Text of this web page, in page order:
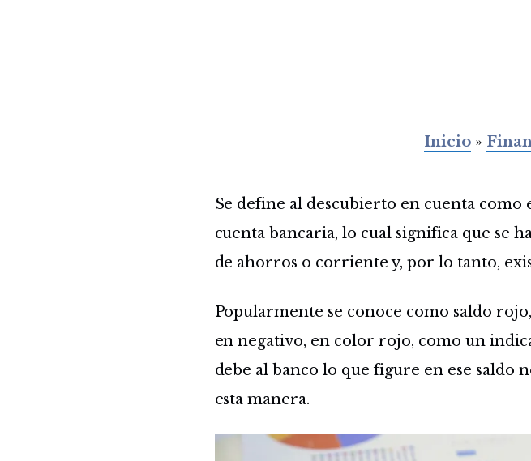
Inicio»
Se define al descubierto en cuenta
cuenta bancaria, lo cual significa que se
de ahorros o corriente y, por lo tanto,
Popularmente se conoce como saldo
en negativo, en color rojo, como un
debe al banco lo que figure en ese saldo
esta manera.